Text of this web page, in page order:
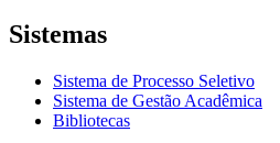
Sistemas
Sistema de Processo Seletivo
Sistema de Gestão Acadêmica
Bibliotecas